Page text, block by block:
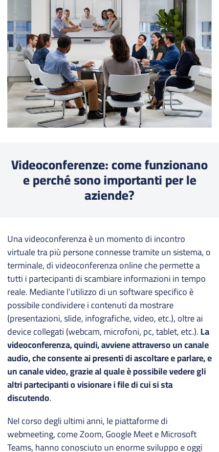
Videoconferenze: come funzionano
e perché sono importanti per le
aziende?
Una videoconferenza è un momento di incontro
virtuale tra più persone connesse tramite un sistema, o
terminale, di videoconferenza online che permette a
tutti i partecipanti di scambiare informazioni in tempo
reale. Mediante l’utilizzo di un software specifico è
possibile condividere i contenuti da mostrare
(presentazioni, slide, infografiche, video, etc.), oltre ai
device collegati (webcam, microfoni, pc, tablet, etc.).La
videoconferenza, quindi, avviene attraverso un canale
audio, che consente ai presenti di ascoltare e parlare, e
un canale video, grazie al quale è possibile vedere gli
altri partecipanti o visionare i file di cui si sta
discutendo.
Nel corso degli ultimi anni, le piattaforme di
webmeeting, come Zoom, Google Meet e Microsoft
Teams, hanno conosciuto un enorme sviluppo e oggi